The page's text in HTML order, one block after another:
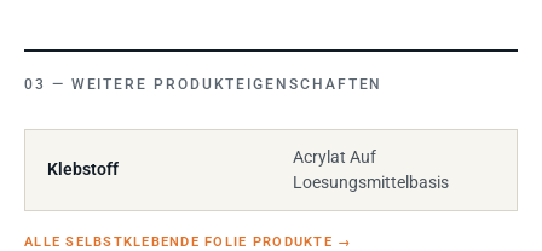
WEITERE PRODUKTEIGENSCHAFTEN
Klebstoff
Acrylat Auf
Loesungsmittelbasis
ALLE SELBSTKLEBENDE FOLIE PRODUKTE →